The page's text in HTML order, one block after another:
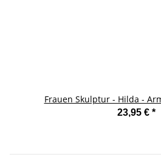
Frauen Skulptur - Hilda -
23,95 € *